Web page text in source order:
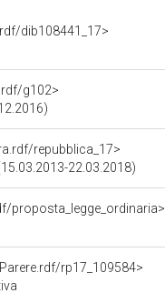
dib108441_17>
g102>
repubblica_17>
22.03.2018)
proposta_legge_ordinaria>
rp17_109584>